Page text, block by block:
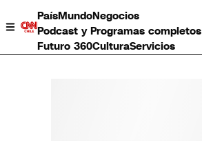
PaísMundoNegocios
Podcast y Programas completos
Futuro 360CulturaServicios